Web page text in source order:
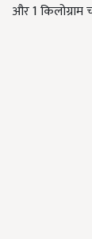
और 1 किलोग्राम